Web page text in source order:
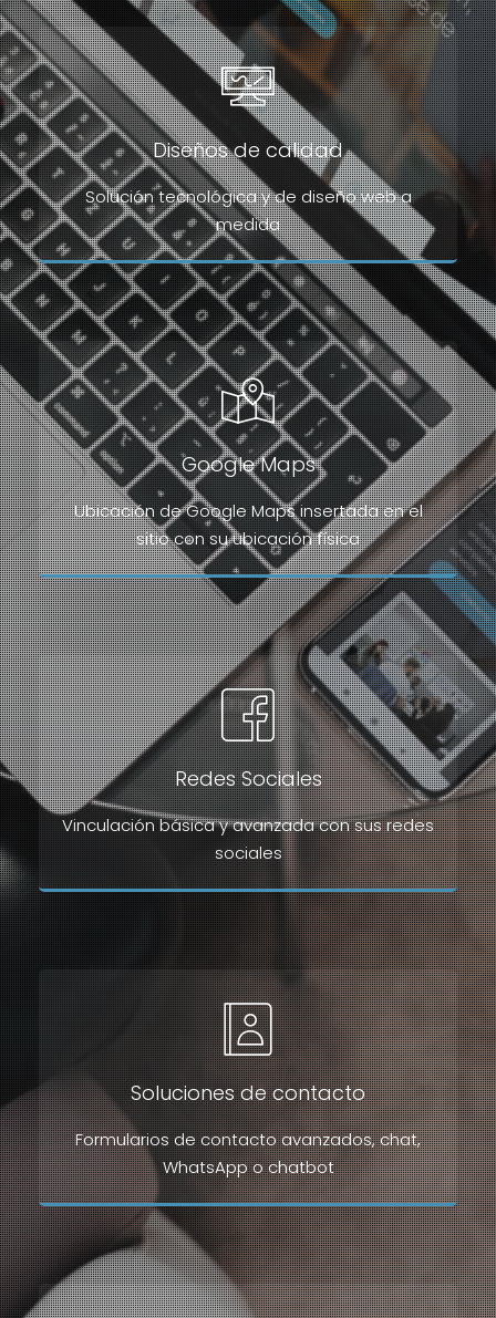
Diseños de calidad
Solución tecnológica y de diseño web a
medida
Google Maps
Ubicación de Google Maps insertada en el
sitio con su ubicación física
Redes Sociales
Vinculación básica y avanzada con sus redes
sociales
Soluciones de contacto
Formularios de contacto avanzados, chat,
WhatsApp o chatbot